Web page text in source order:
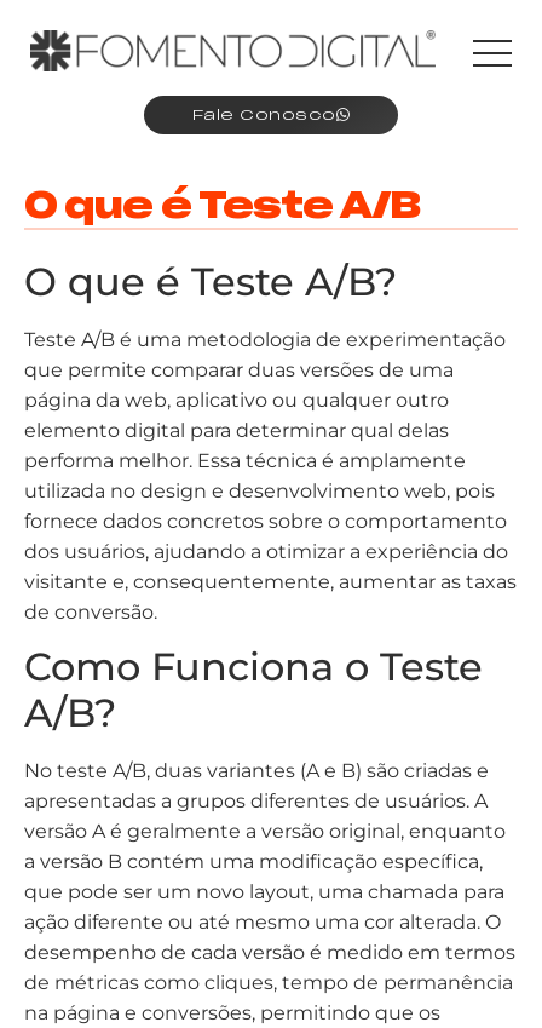
Fale Conosco
O que é Teste A/B
O que é Teste A/B?
Teste A/B é uma metodologia de experimentação
que permite comparar duas versões de uma
página da web, aplicativo ou qualquer outro
elemento digital para determinar qual delas
performa melhor. Essa técnica é amplamente
utilizada no design e desenvolvimento web, pois
fornece dados concretos sobre o comportamento
dos usuários, ajudando a otimizar a experiência do
visitante e, consequentemente, aumentar as taxas
de conversão.
Como Funciona o Teste
A/B?
No teste A/B, duas variantes (A e B) são criadas e
apresentadas a grupos diferentes de usuários. A
versão A é geralmente a versão original, enquanto
a versão B contém uma modificação específica,
que pode ser um novo layout, uma chamada para
ação diferente ou até mesmo uma cor alterada. O
desempenho de cada versão é medido em termos
de métricas como cliques, tempo de permanência
na página e conversões, permitindo que os